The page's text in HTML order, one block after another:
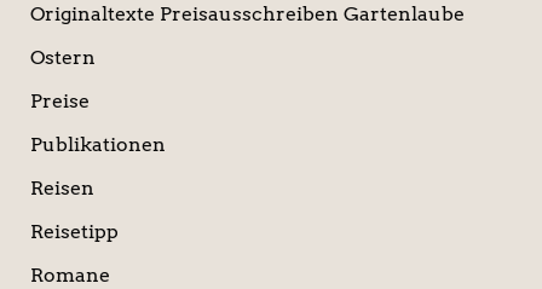
Originaltexte Preisausschreiben Gartenlaube
Ostern
Preise
Publikationen
Reisen
Reisetipp
Romane